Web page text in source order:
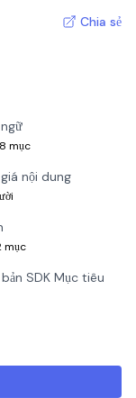
Chia sẻ
mục
nội dung
mục
SDK Mục tiêu